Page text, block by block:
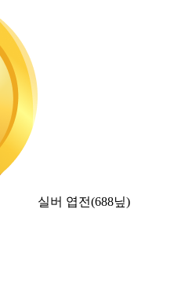
실버 엽전(688닢)